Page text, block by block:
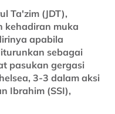
Ta'zim (JDT),
kehadiran muka
apabila
sebagai
pasukan gergasi
3-3 dalam aksi
Ibrahim (SSI),